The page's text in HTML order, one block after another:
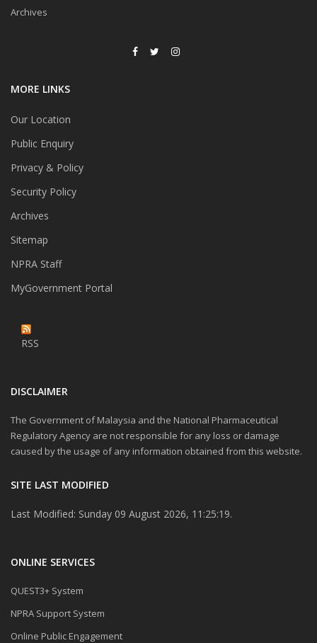
Archives
MORE LINKS
Our Location
Public Enquiry
Privacy & Policy
Security Policy
Archives
Sitemap
NPRA Staff
MyGovernment Portal
RSS
DISCLAIMER
The Government of Malaysia and the National Pharmaceutical
Regulatory Agency are not responsible for any loss or damage
caused by the usage of any information obtained from this website.
SITE LAST MODIFIED
Last Modified: Sunday 09 August 2026, 11:25:19.
ONLINE SERVICES
QUEST3+ System
NPRA Support System
Online Public Engagement